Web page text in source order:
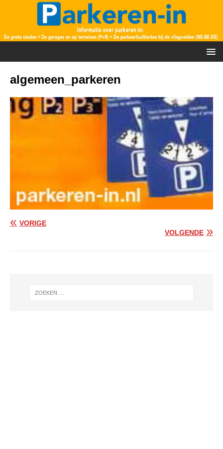
algemeen_parkeren
VORIGE
VOLGENDE